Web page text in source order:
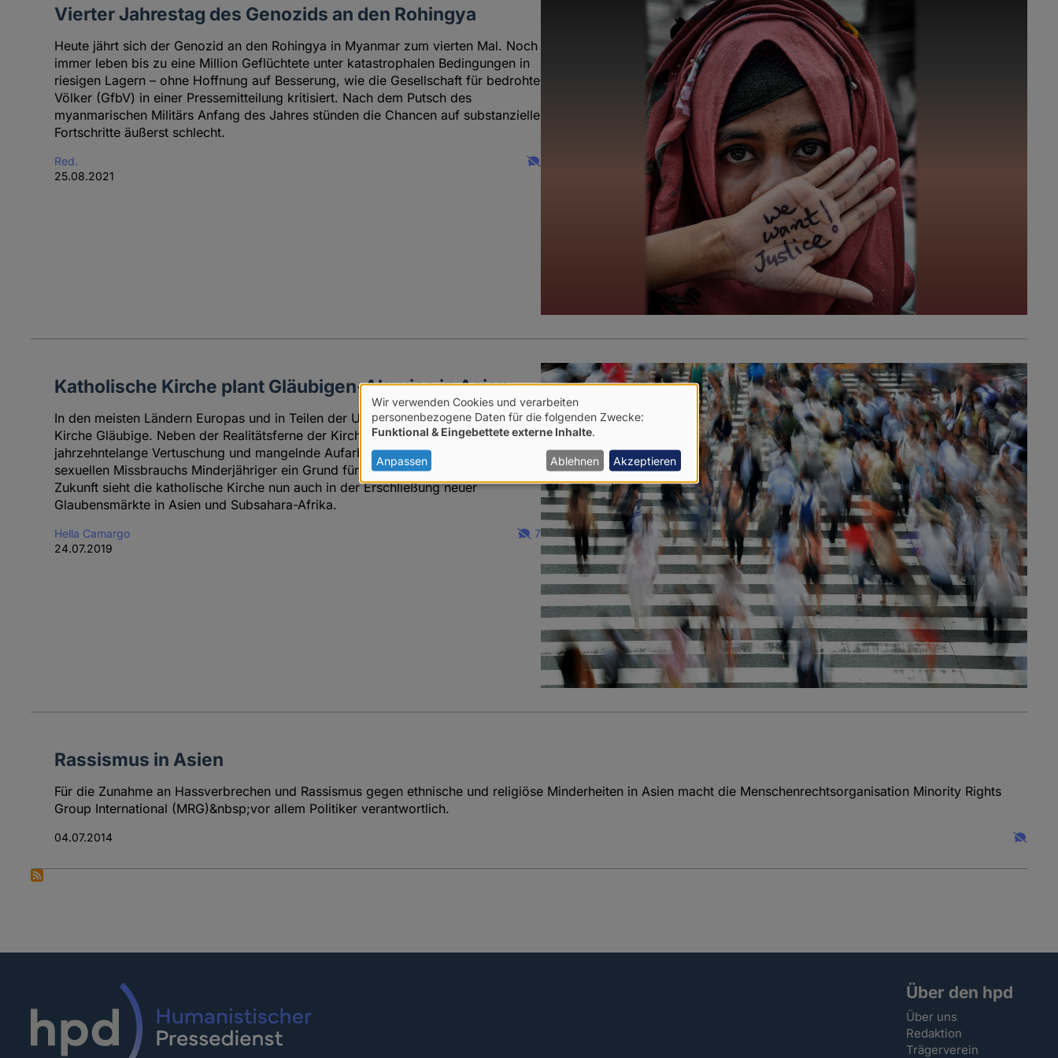
Vierter Jahrestag des Genozids an den Rohingya
Heute jährt sich der Genozid an den Rohingya in Myanmar zum vierten Mal. Noch
immer leben bis zu eine Million Geflüchtete unter katastrophalen Bedingungen in
riesigen Lagern – ohne Hoffnung auf Besserung, wie die Gesellschaft für bedrohte
Völker (GfbV) in einer Pressemitteilung kritisiert. Nach dem Putsch des
myanmarischen Militärs Anfang des Jahres stünden die Chancen auf substanzielle
Fortschritte äußerst schlecht.
Red.
25.08.2021
Katholische Kirche plant Gläubigen-Akquise in Asien
In den meisten Ländern Europas und in Teilen der USA verliert die katholische
Kirche Gläubige. Neben der Realitätsferne der Kirche&nbsp;ist auch die
jahrzehntelange Vertuschung und mangelnde Aufarbeitung der weltweiten Fälle
sexuellen Missbrauchs Minderjähriger ein Grund für den Kirchenaustritt. Ihre
Zukunft sieht die katholische Kirche nun auch in der Erschließung neuer
Glaubensmärkte in Asien und Subsahara-Afrika.
Hella Camargo
24.07.2019
7
Rassismus in Asien
Für die Zunahme an Hassverbrechen und Rassismus gegen ethnische und religiöse Minderheiten in Asien macht die Menschenrechtsorganisation Minority Rights
Group International (MRG)&nbsp;vor allem Politiker verantwortlich.
04.07.2014
Über den hpd
Über uns
Redaktion
Trägerverein
Verwendung
von
personenbezogenen
Daten
Wir verwenden Cookies und verarbeiten
personenbezogene Daten für die folgenden Zwecke:
Funktional & Eingebettete externe Inhalte.
Anpassen Ablehnen Akzeptieren